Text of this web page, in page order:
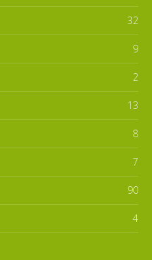
32
9
2
13
8
7
90
4